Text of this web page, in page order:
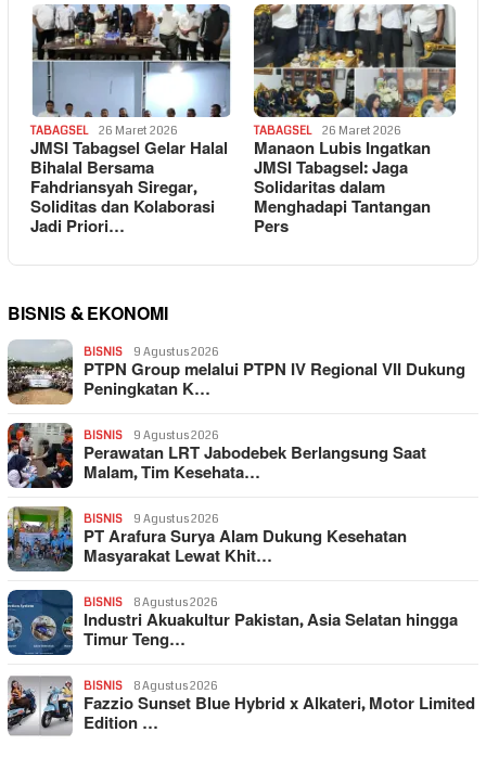
TABAGSEL 26 Maret 2026
JMSI Tabagsel Gelar Halal
Bihalal Bersama
Fahdriansyah Siregar,
Soliditas dan Kolaborasi
Jadi Priori…
TABAGSEL 26 Maret 2026
Manaon Lubis Ingatkan
JMSI Tabagsel: Jaga
Solidaritas dalam
Menghadapi Tantangan
Pers
BISNIS & EKONOMI
BISNIS 9 Agustus 2026
PTPN Group melalui PTPN IV Regional VII Dukung
Peningkatan K…
BISNIS 9 Agustus 2026
Perawatan LRT Jabodebek Berlangsung Saat
Malam, Tim Kesehata…
BISNIS 9 Agustus 2026
PT Arafura Surya Alam Dukung Kesehatan
Masyarakat Lewat Khit…
BISNIS 8 Agustus 2026
Industri Akuakultur Pakistan, Asia Selatan hingga
Timur Teng…
BISNIS 8 Agustus 2026
Fazzio Sunset Blue Hybrid x Alkateri, Motor Limited
Edition …